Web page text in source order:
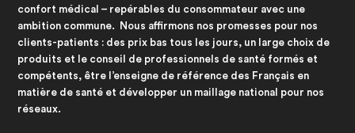
confort médical – repérables du consommateur avec une
ambition commune. Nous affirmons nos promesses pour nos
clients-patients : des prix bas tous les jours, un large choix de
produits et le conseil de professionnels de santé formés et
compétents, être l’enseigne de référence des Français en
matière de santé et développer un maillage national pour nos
réseaux.